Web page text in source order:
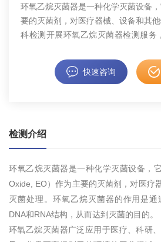
环氧乙烷灭菌器是一种化学灭菌设备
要的灭菌剂，对医疗器械、设备和其
科检测开展环氧乙烷灭菌器检测服务
快速咨询
检测介绍
环氧乙烷灭菌器是一种化学灭菌设备，
Oxide, EO）作为主要的灭菌剂，对医疗
灭菌处理。环氧乙烷灭菌器的作用是
DNA和RNA结构，从而达到灭菌的目的。
环氧乙烷灭菌器广泛应用于医疗、科研